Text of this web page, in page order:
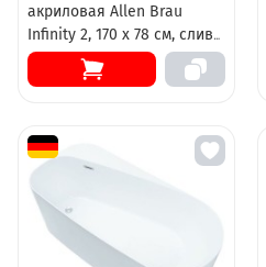
акриловая Allen Brau
Infinity 2, 170 х 78 см, слив-
перелив в комплекте,
белая, 2.21002.20